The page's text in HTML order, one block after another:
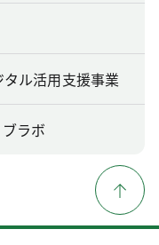
ル活用支援事業
ラボ